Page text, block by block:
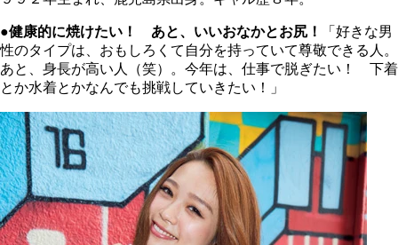
●健康的に焼けたい！ あと、いいおなかとお尻！
「好きな男
性のタイプは、おもしろくて自分を持っていて尊敬できる人。
あと、身長が高い人（笑）。今年は、仕事で脱ぎたい！ 下着
とか水着とかなんでも挑戦していきたい！」